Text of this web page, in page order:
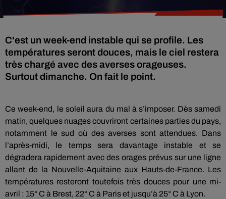
C'est un week-end instable qui se profile. Les
températures seront douces, mais le ciel restera
très chargé avec des averses orageuses.
Surtout dimanche. On fait le point.
Ce week-end, le soleil aura du mal à s’imposer. Dès samedi
matin, quelques nuages couvriront certaines parties du pays,
notamment le sud où des averses sont attendues. Dans
l’après-midi, le temps sera davantage instable et se
dégradera rapidement avec des orages prévus sur une ligne
allant de la Nouvelle-Aquitaine aux Hauts-de-France. Les
températures resteront toutefois très douces pour une mi-
avril : 15° C à Brest, 22° C à Paris et jusqu’à 25° C à Lyon.